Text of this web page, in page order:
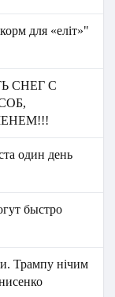
для «еліт»"
СНЕГ С
один день
быстро
Трампу нічим